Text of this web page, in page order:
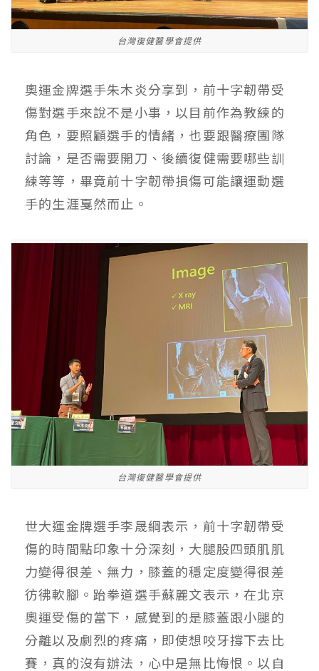
台灣復健醫學會提供
奧運金牌選手朱木炎分享到，前十字韌帶受
傷對選手來說不是小事，以目前作為教練的
角色，要照顧選手的情緒，也要跟醫療團隊
討論，是否需要開刀、後續復健需要哪些訓
練等等，畢竟前十字韌帶損傷可能讓運動選
手的生涯戛然而止。
台灣復健醫學會提供
世大運金牌選手李晟綱表示，前十字韌帶受
傷的時間點印象十分深刻，大腿股四頭肌肌
力變得很差、無力，膝蓋的穩定度變得很差
彷彿軟腳。跆拳道選手蘇麗文表示，在北京
奧運受傷的當下，感覺到的是膝蓋跟小腿的
分離以及劇烈的疼痛，即使想咬牙撐下去比
賽，真的沒有辦法，心中是無比悔恨。以自